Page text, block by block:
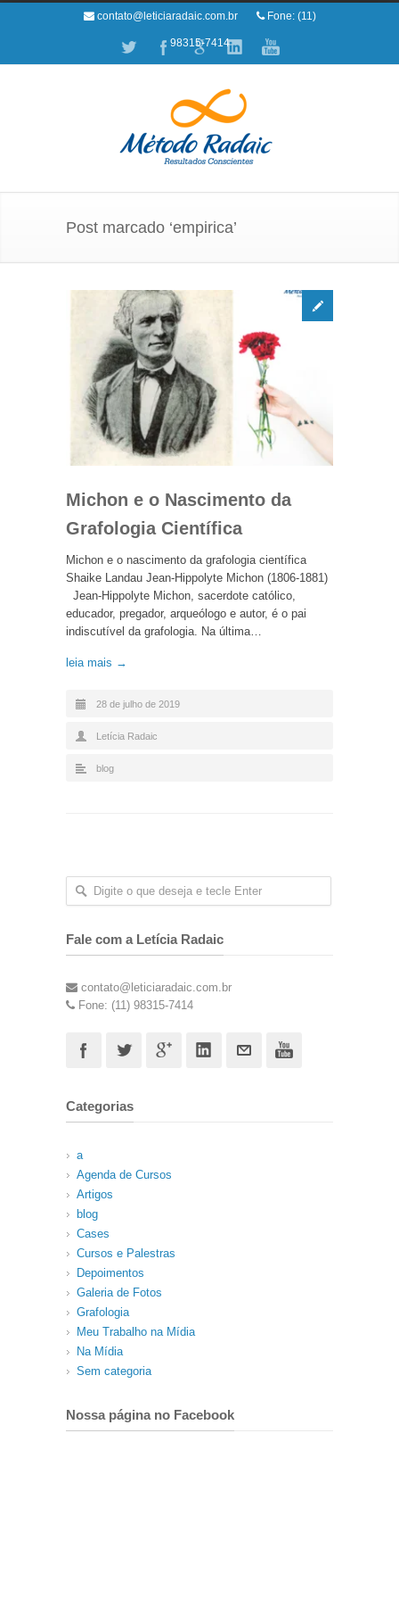
contato@leticiaradaic.com.br Fone: (11)
98315-7414
Post marcado ‘empirica’
Michon e o Nascimento da
Grafologia Científica
Michon e o nascimento da grafologia científica
Shaike Landau Jean-Hippolyte Michon (1806-1881)
Jean-Hippolyte Michon, sacerdote católico,
educador, pregador, arqueólogo e autor, é o pai
indiscutível da grafologia. Na última…
leia mais →
28 de julho de 2019
Letícia Radaic
blog
Fale com a Letícia Radaic
contato@leticiaradaic.com.br
Fone: (11) 98315-7414
Categorias
a
Agenda de Cursos
Artigos
blog
Cases
Cursos e Palestras
Depoimentos
Galeria de Fotos
Grafologia
Meu Trabalho na Mídia
Na Mídia
Sem categoria
Nossa página no Facebook